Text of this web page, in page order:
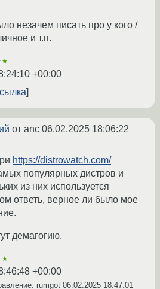
незачем писать про у кого /
и т.п.
+00:00
от anc 06.02.2025 18:06:22
https://distrowatch.com/
популярных дистров и
из них используется
ответь, верное ли было мое
демагогию.
+00:00
rumgot 06.02.2025 18:47:01